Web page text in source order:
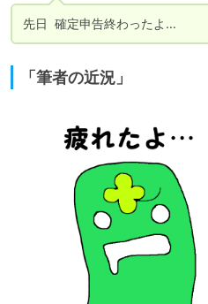
先日  確定申告終わったよ…
「筆者の近況」